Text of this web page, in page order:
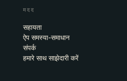
मदद
सहायता
ऐप समस्या-समाधान
संपर्क
हमारे साथ साझेदारी करें